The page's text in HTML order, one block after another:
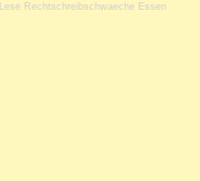
Lese Rechtschreibschwaeche Essen